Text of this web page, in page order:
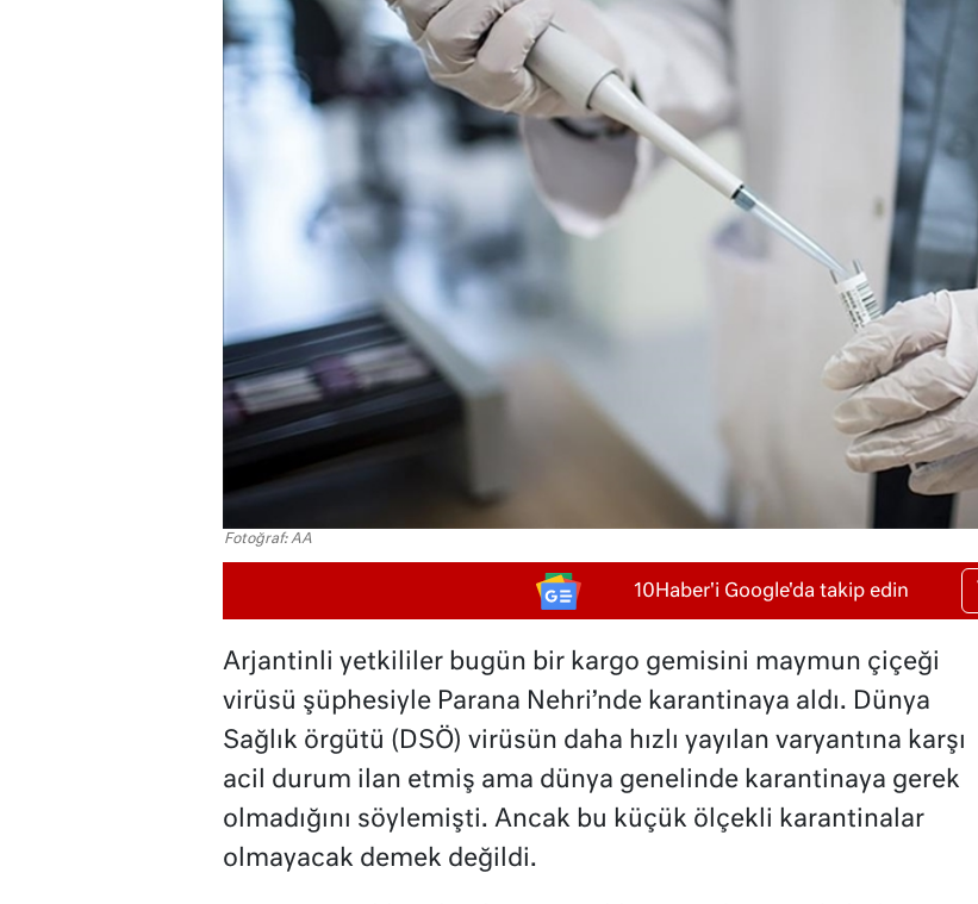
Fotoğraf: AA
10Haber'i Google'da takip edin
Arjantinli yetkililer bugün bir kargo gemisini maymun çiçeği
virüsü şüphesiyle Parana Nehri’nde karantinaya aldı. Dünya
Sağlık örgütü (DSÖ) virüsün daha hızlı yayılan varyantına karşı
acil durum ilan etmiş ama dünya genelinde karantinaya gerek
olmadığını söylemişti. Ancak bu küçük ölçekli karantinalar
olmayacak demek değildi.